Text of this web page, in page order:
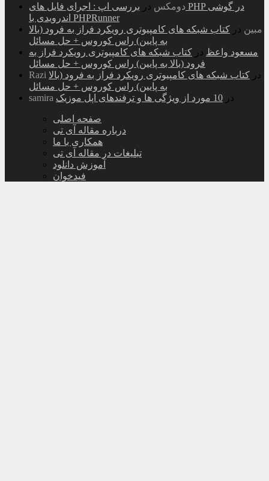
دومکس در بررسی اپ : اجرای فایل های PHP در گوشی
اندرویدی با PHPRunner
مبین در کتاب شبکه های کامپیوتری رویکرد فراز به فرود (بالا
به پایین) راس کوروس + حل مسائل
مسعود واعظ در کتاب شبکه های کامپیوتری رویکرد فراز به
فرود (بالا به پایین) راس کوروس + حل مسائل
Razi
در کتاب شبکه های کامپیوتری رویکرد فراز به فرود (بالا
به پایین) راس کوروس + حل مسائل
samira
در 10 مورد از ویژگی ها و ترفندهای اپل موزیک
صفحه اصلی
درباره مقاله آی تی
همکاری با ما
تبلیغات در مقاله آی تی
آموزش دانلود
فیدخوان